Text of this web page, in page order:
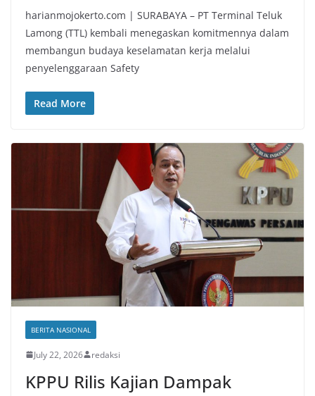
harianmojokerto.com | SURABAYA – PT Terminal Teluk
Lamong (TTL) kembali menegaskan komitmennya dalam
membangun budaya keselamatan kerja melalui
penyelenggaraan Safety
Read More
BERITA NASIONAL
July 22, 2026 redaksi
KPPU Rilis Kajian Dampak